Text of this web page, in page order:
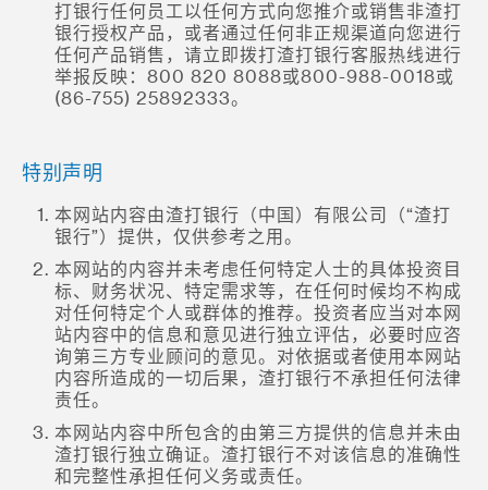
打银行任何员工以任何方式向您推介或销售非渣打
银行授权产品，或者通过任何非正规渠道向您进行
任何产品销售，请立即拨打渣打银行客服热线进行
举报反映：800 820 8088或800-988-0018或
(86-755) 25892333。
特别声明
本网站内容由渣打银行（中国）有限公司（“渣打
银行”）提供，仅供参考之用。
本网站的内容并未考虑任何特定人士的具体投资目
标、财务状况、特定需求等，在任何时候均不构成
对任何特定个人或群体的推荐。投资者应当对本网
站内容中的信息和意见进行独立评估，必要时应咨
询第三方专业顾问的意见。对依据或者使用本网站
内容所造成的一切后果，渣打银行不承担任何法律
责任。
本网站内容中所包含的由第三方提供的信息并未由
渣打银行独立确证。渣打银行不对该信息的准确性
和完整性承担任何义务或责任。